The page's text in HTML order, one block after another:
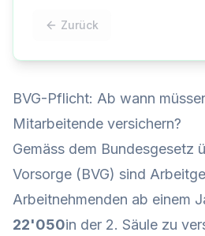
Zurück
BVG-Pflicht: Ab wann
Mitarbeitende versichern?
Gemäss dem Bundesgesetz
Vorsorge (BVG) sind
Arbeitnehmenden ab einem
22'050in der 2. Säule zu